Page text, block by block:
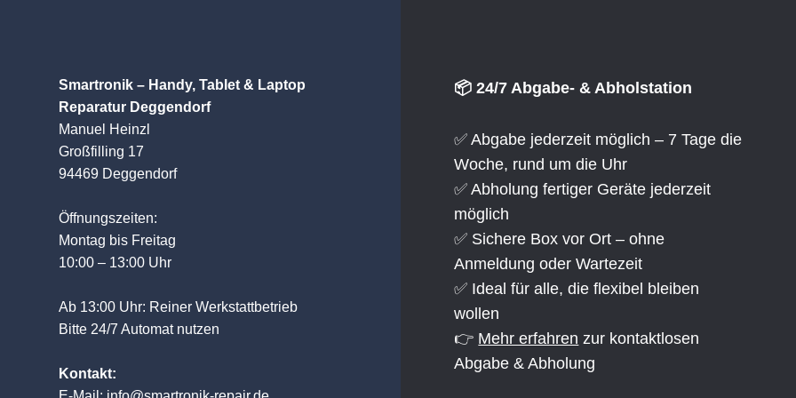
Smartronik – Handy, Tablet & Laptop
Reparatur Deggendorf
Manuel Heinzl
Großfilling 17
94469 Deggendorf
Öffnungszeiten:
Montag bis Freitag
10:00 – 13:00 Uhr
Ab 13:00 Uhr: Reiner Werkstattbetrieb
Bitte 24/7 Automat nutzen
Kontakt:
📦 24/7 Abgabe- & Abholstation
✅ Abgabe jederzeit möglich – 7 Tage die
Woche, rund um die Uhr
✅ Abholung fertiger Geräte jederzeit
möglich
✅ Sichere Box vor Ort – ohne
Anmeldung oder Wartezeit
✅ Ideal für alle, die flexibel bleiben
wollen
👉 Mehr erfahren zur kontaktlosen
Abgabe & Abholung